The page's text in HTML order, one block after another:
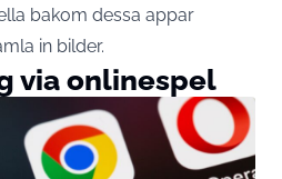
bakom dessa appar
in bilder.
via onlinespel